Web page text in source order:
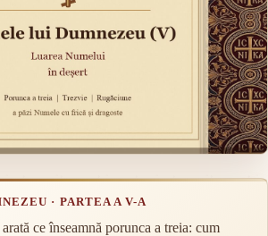
· PARTEA A V-A
ce înseamnă porunca a treia: cum